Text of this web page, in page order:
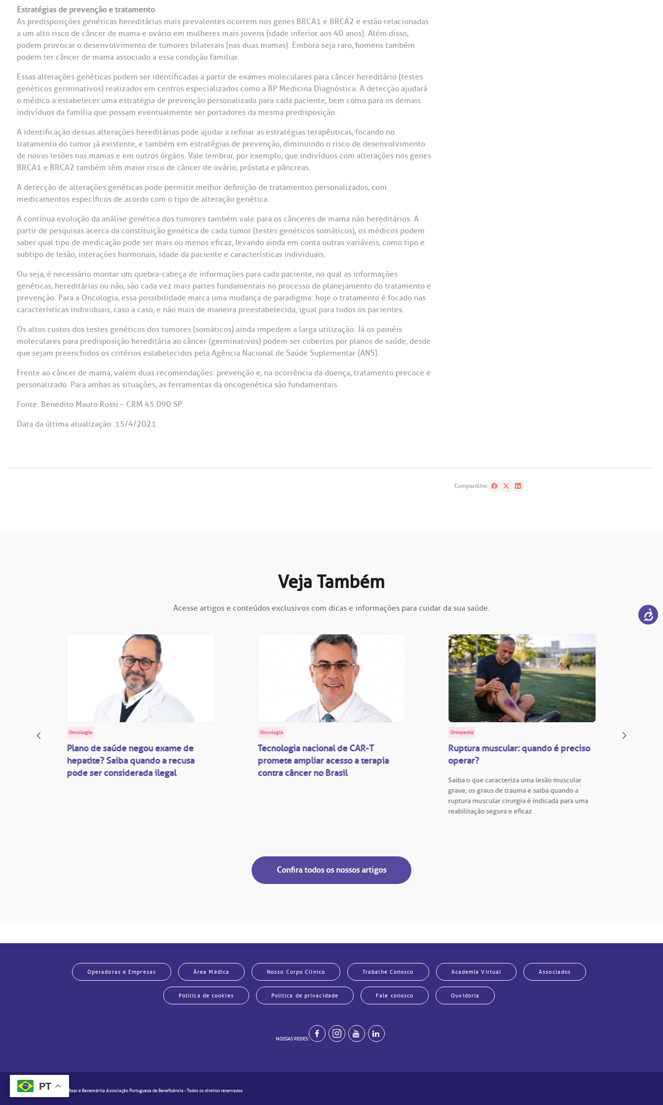
Estratégias de prevenção e tratamento
As predisposições genéticas hereditárias mais prevalentes ocorrem nos genes BRCA1 e BRCA2 e estão relacionadas
a um alto risco de câncer de mama e ovário em mulheres mais jovens (idade inferior aos 40 anos). Além disso,
podem provocar o desenvolvimento de tumores bilaterais (nas duas mamas). Embora seja raro, homens também
podem ter câncer de mama associado a essa condição familiar.
Essas alterações genéticas podem ser identificadas a partir de exames moleculares para câncer hereditário (testes
genéticos germinativos) realizados em centros especializados como a BP Medicina Diagnóstica. A detecção ajudará
o médico a estabelecer uma estratégia de prevenção personalizada para cada paciente, bem como para os demais
indivíduos da família que possam eventualmente ser portadores da mesma predisposição.
A identificação dessas alterações hereditárias pode ajudar a refinar as estratégias terapêuticas, focando no
tratamento do tumor já existente, e também em estratégias de prevenção, diminuindo o risco de desenvolvimento
de novas lesões nas mamas e em outros órgãos. Vale lembrar, por exemplo, que indivíduos com alterações nos genes
BRCA1 e BRCA2 também têm maior risco de câncer de ovário, próstata e pâncreas.
A detecção de alterações genéticas pode permitir melhor definição de tratamentos personalizados, com
medicamentos específicos de acordo com o tipo de alteração genética.
A contínua evolução da análise genética dos tumores também vale para os cânceres de mama não hereditários. A
partir de pesquisas acerca da constituição genética de cada tumor (testes genéticos somáticos), os médicos podem
saber qual tipo de medicação pode ser mais ou menos eficaz, levando ainda em conta outras variáveis, como tipo e
subtipo de lesão, interações hormonais, idade da paciente e características individuais.
Ou seja, é necessário montar um quebra-cabeça de informações para cada paciente, no qual as informações
genéticas, hereditárias ou não, são cada vez mais partes fundamentais no processo de planejamento do tratamento e
prevenção. Para a Oncologia, essa possibilidade marca uma mudança de paradigma: hoje o tratamento é focado nas
características individuais, caso a caso, e não mais de maneira preestabelecida, igual para todos os pacientes.
Os altos custos dos testes genéticos dos tumores (somáticos) ainda impedem a larga utilização. Já os painéis
moleculares para predisposição hereditária ao câncer (germinativos) podem ser cobertos por planos de saúde, desde
que sejam preenchidos os critérios estabelecidos pela Agência Nacional de Saúde Suplementar (ANS).
Frente ao câncer de mama, valem duas recomendações: prevenção e, na ocorrência da doença, tratamento precoce e
personalizado. Para ambas as situações, as ferramentas da oncogenética são fundamentais
Fonte: Benedito Mauro Rossi – CRM 45.090 SP
Data da última atualização: 15/4/2021
Compartilhe:
Veja Também
Acesse artigos e conteúdos exclusivos com dicas e informações para cuidar da sua saúde.
Oncologia
Plano de saúde negou exame de
hepatite? Saiba quando a recusa
pode ser considerada ilegal
Oncologia
Tecnologia nacional de CAR-T
promete ampliar acesso a terapia
contra câncer no Brasil
Ortopedia
Ruptura muscular: quando é preciso
operar?
Saiba o que caracteriza uma lesão muscular
grave, os graus de trauma e saiba quando a
ruptura muscular cirurgia é indicada para uma
reabilitação segura e eficaz
Confira todos os nossos artigos
Operadoras e Empresas Área Médica Nosso Corpo Clínico Trabalhe Conosco Academia Virtual Associados
Política de cookies Política de privacidade Fale conosco Ouvidoria
NOSSAS REDES:
© 2020 - Real e Benemérita Associação Portuguesa de Beneficência - Todos os direitos reservados
PT